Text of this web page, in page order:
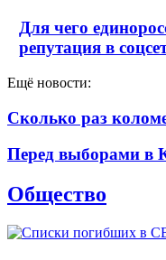
Для чего
репутация в
Ещё новости:
Сколько раз
Перед выборами в
Общество